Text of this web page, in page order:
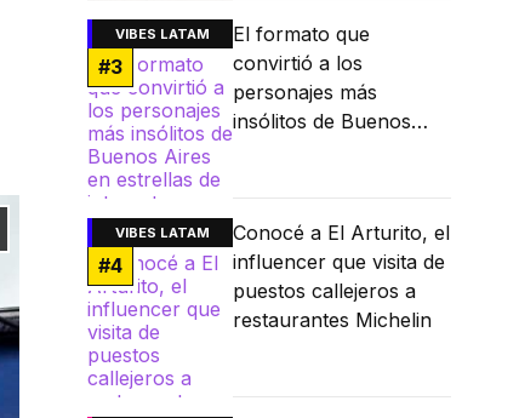
VIBES LATAM
#3
El formato que
convirtió a los
personajes más
insólitos de Buenos
VIBES LATAM
#4
Conocé a El Arturito, el
influencer que visita de
puestos callejeros a
restaurantes Michelin